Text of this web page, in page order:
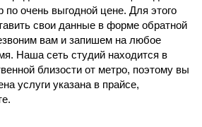
по очень выгодной цене. Для этого
свои данные в форме обратной
вам и запишем на любое
Наша сеть студий находится в
близости от метро, поэтому вы
услуги указана в прайсе,